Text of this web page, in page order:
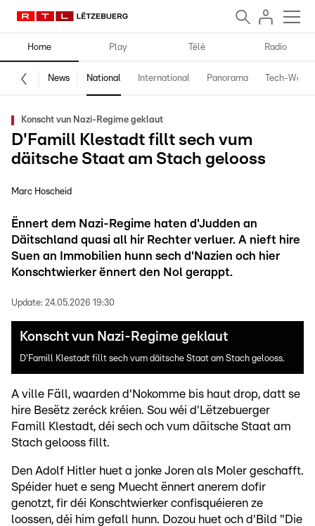
Home Play Télé Radio
News National International Panorama Tech-World
Konscht vun Nazi-Regime geklaut
D'Famill Klestadt fillt sech vum
däitsche Staat am Stach gelooss
Marc Hoscheid
Ënnert dem Nazi-Regime haten d'Judden an
Däitschland quasi all hir Rechter verluer. A nieft hire
Suen an Immobilien hunn sech d'Nazien och hier
Konschtwierker ënnert den Nol gerappt.
Update: 24.05.2026 19:30
Konscht vun Nazi-Regime geklaut
D'Famill Klestadt fillt sech vum däitsche Staat am Stach gelooss.
A ville Fäll, waarden d'Nokomme bis haut drop, datt se
hire Besëtz zeréck kréien. Sou wéi d'Lëtzebuerger
Famill Klestadt, déi sech och vum däitsche Staat am
Stach gelooss fillt.
Den Adolf Hitler huet a jonke Joren als Moler geschafft.
Spéider huet e seng Muecht ënnert anerem dofir
genotzt, fir déi Konschtwierker confisquéieren ze
loossen, déi him gefall hunn. Dozou huet och d'Bild "Die